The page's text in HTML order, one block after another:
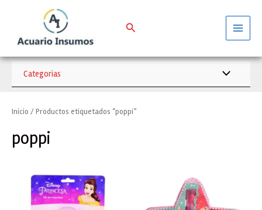
Buscar
Main
Menu
Categorias Alternar
Inicio / Productos etiquetados “poppi”
poppi